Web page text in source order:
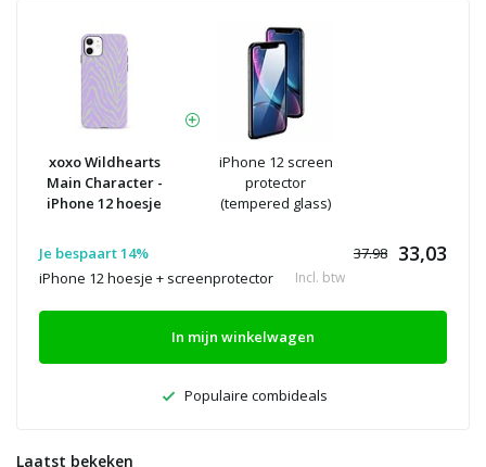
xoxo Wildhearts
Main Character -
iPhone 12 hoesje
iPhone 12 screen
protector
(tempered glass)
Je bespaart 14% 37.98 33,03
iPhone 12 hoesje + screenprotector Incl. btw
In mijn winkelwagen
Populaire combideals
Laatst bekeken